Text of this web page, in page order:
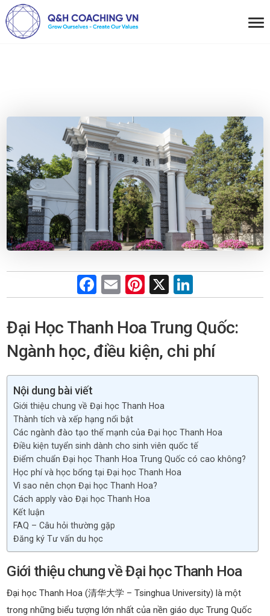
F
a
ce
b
o
o
k
E
m
ail
Pi
nt
er
es
t
X
n
ke
dI
n
Đại Học Thanh Hoa Trung Quốc:
Ngành học, điều kiện, chi phí
Nội dung bài viết
Giới thiệu chung về Đại học Thanh Hoa
Thành tích và xếp hạng nổi bật
Các ngành đào tạo thế mạnh của Đại học Thanh Hoa
Điều kiện tuyển sinh dành cho sinh viên quốc tế
Điểm chuẩn Đại học Thanh Hoa Trung Quốc có cao không?
Học phí và học bổng tại Đại học Thanh Hoa
Vì sao nên chọn Đại học Thanh Hoa?
Cách apply vào Đại học Thanh Hoa
Kết luận
FAQ – Câu hỏi thường gặp
Đăng ký Tư vấn du học
Giới thiệu chung về Đại học Thanh Hoa
Đại học Thanh Hoa (清华大学 – Tsinghua University) là một
trong những biểu tượng lớn nhất của nền giáo dục Trung Quốc